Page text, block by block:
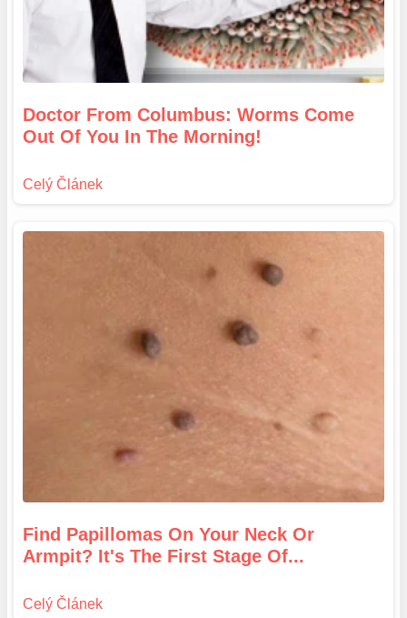
Doctor From Columbus: Worms Come
Out Of You In The Morning!
Find Papillomas On Your Neck Or
Armpit? It's The First Stage Of...